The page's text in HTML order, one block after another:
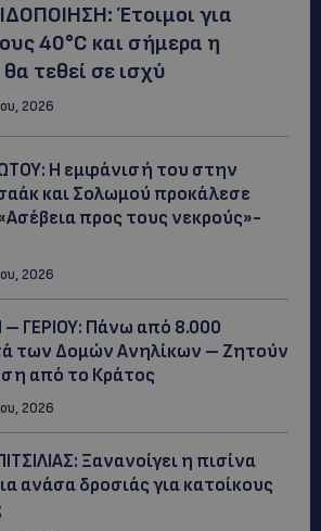
Έτοιμοι για
40°C και σήμερα η
τεθεί σε ισχύ
2026
Η εμφάνισή του στην
και Σολωμού προκάλεσε
προς τους νεκρούς»-
2026
ΓΕΡΙΟΥ: Πάνω από 8.000
των Δομών Ανηλίκων – Ζητούν
από το Κράτος
2026
Ξανανοίγει η πισίνα
ανάσα δροσιάς για κατοίκους